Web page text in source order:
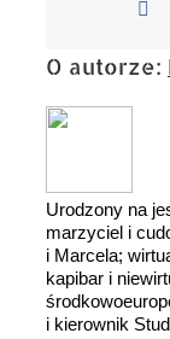
O autorze:
Urodzony na
marzyciel i
i Marcela;
kapibar i
i kierownik